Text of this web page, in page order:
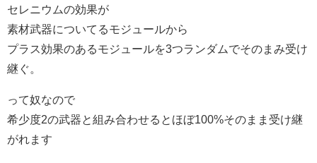
セレニウムの効果が
素材武器についてるモジュールから
プラス効果のあるモジュールを3つランダムでそのまみ受け
継ぐ。
って奴なので
希少度2の武器と組み合わせるとほぼ100%そのまま受け継
がれます